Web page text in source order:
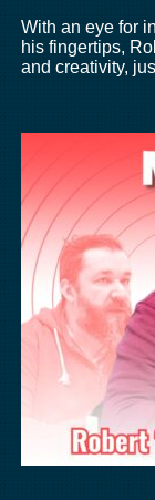
With an eye for
his fingertips,
and creativity,